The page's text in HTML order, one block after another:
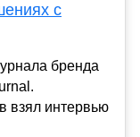
с
бренда
взял интервью